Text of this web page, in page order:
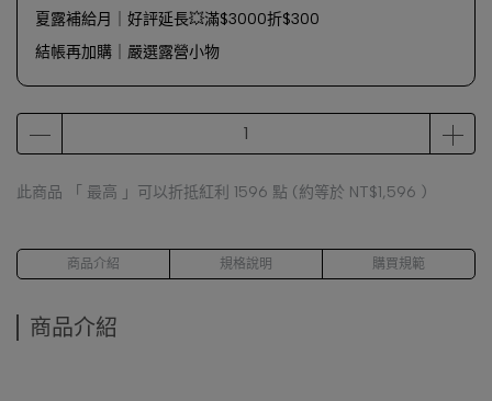
夏露補給月｜好評延長💥滿$3000折$300
結帳再加購｜嚴選露營小物
此商品 「 最高 」可以折抵紅利 1596 點 (約等於 NT$1,596 )
商品介紹 規格說明 購買規範
商品介紹